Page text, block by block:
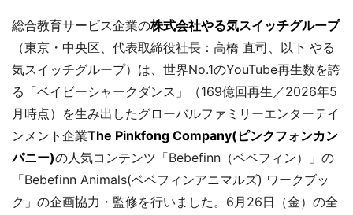
総合教育サービス企業の株式会社やる気スイッチグループ
（東京・中央区、代表取締役社長：高橋 直司、以下 やる
気スイッチグループ）は、世界No.1のYouTube再生数を誇
る「ベイビーシャークダンス」（169億回再生／2026年5
月時点）を生み出したグローバルファミリーエンターテイ
ンメント企業The Pinkfong Company(ピンクフォンカン
パニー)の人気コンテンツ「Bebefinn（ベベフィン）」の
「Bebefinn Animals(ベベフィンアニマルズ) ワークブッ
ク」の企画協力・監修を行いました。6月26日（金）の全